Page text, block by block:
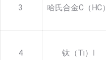
3 哈氏合金C（HC）
4 钛（Ti）I